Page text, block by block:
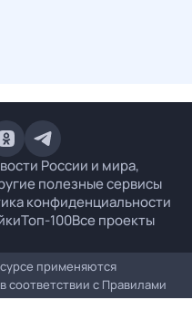
России и мира,
полезные сервисы
конфиденциальности
Топ-100Все проекты
применяются
соответствии с Правилами